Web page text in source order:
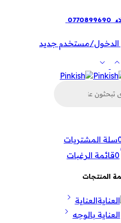
0770899690
مستخدم جديد
سلة المشتريات
0قائمة الرغبات
المنتجات
العناية
العناية بالوجه